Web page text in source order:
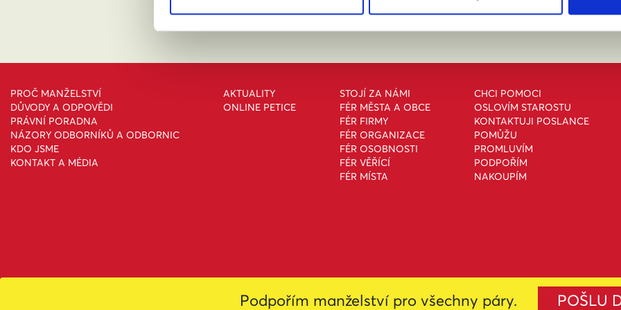
PROČ MANŽELSTVÍ
DŮVODY A ODPOVĚDI
PRÁVNÍ PORADNA
NÁZORY ODBORNÍKŮ A ODBORNIC
KDO JSME
KONTAKT A MÉDIA
AKTUALITY
ONLINE PETICE
STOJÍ ZA NÁMI
FÉR MĚSTA A OBCE
FÉR FIRMY
FÉR ORGANIZACE
FÉR OSOBNOSTI
FÉR VĚŘÍCÍ
FÉR MÍSTA
CHCI POMOCI
OSLOVÍM STAROSTU
KONTAKTUJI POSLANCE
POMŮŽU
PROMLUVÍM
PODPOŘÍM
NAKOUPÍM
Toto dílo podléhá licenci Creative Commons Uveďte původ-Neužívejte komerčně-Nezpracovávejte
Podpořím manželství pro všechny páry. POŠLU